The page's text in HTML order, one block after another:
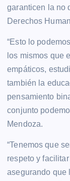
garanticen la no
Derechos
“Esto lo
los mismos que
empáticos,
también la
pensamiento
conjunto
Mendoza.
“Tenemos que
respeto y
asegurando que